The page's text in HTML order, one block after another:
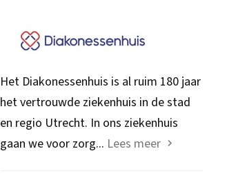
Het Diakonessenhuis is al ruim 180 jaar
het vertrouwde ziekenhuis in de stad
en regio Utrecht. In ons ziekenhuis
gaan we voor zorg... Lees meer